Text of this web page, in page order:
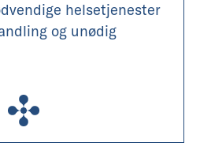
helsetjenester
og unødig